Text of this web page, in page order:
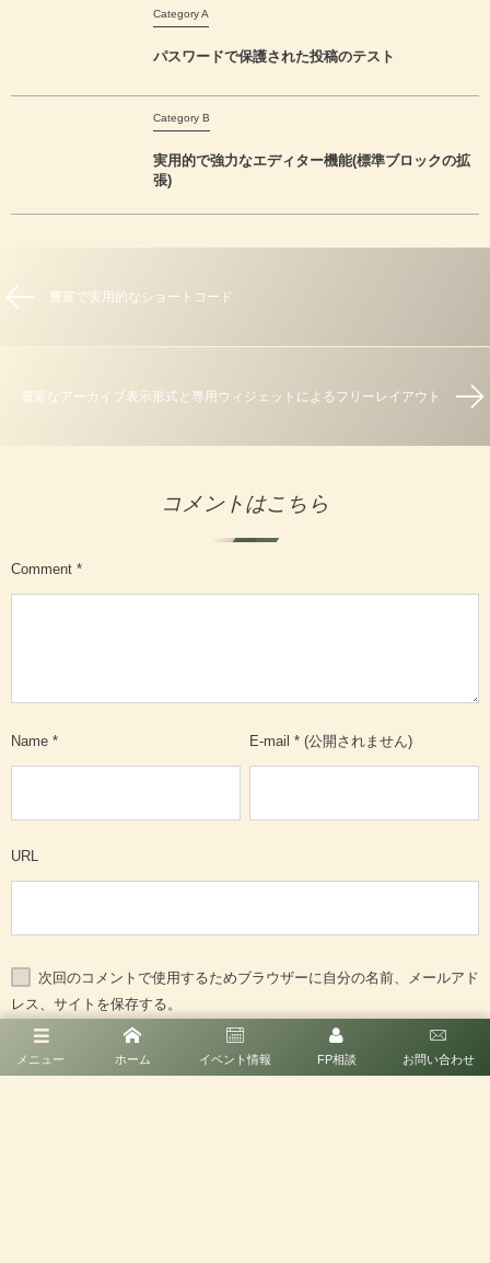
Category A
パスワードで保護された投稿のテスト
Category B
実用的で強力なエディター機能(標準ブロックの拡
張)
豊富で実用的なショートコード
豊富なアーカイブ表示形式と専用ウィジェットによるフリーレイアウト
コメントはこちら
Comment *
Name * E-mail * (公開されません)
URL
次回のコメントで使用するためブラウザーに自分の名前、メールアド
レス、サイトを保存する。
メニュー ホーム イベント情報 FP相談 お問い合わせ